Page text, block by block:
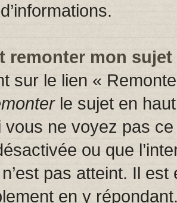
remonter mon sujet
sur le lien «
le sujet en
vous ne voyez pas
ou que
pas atteint. Il
en y